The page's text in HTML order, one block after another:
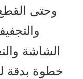
وحتى
الشاشة
خطوة بدقة